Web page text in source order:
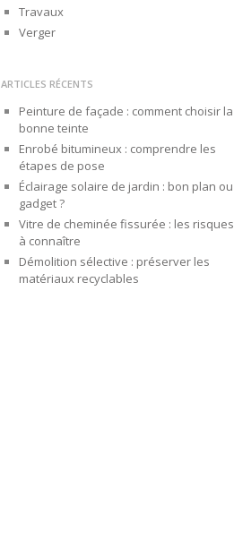
Travaux
Verger
ARTICLES RÉCENTS
Peinture de façade : comment choisir la
bonne teinte
Enrobé bitumineux : comprendre les
étapes de pose
Éclairage solaire de jardin : bon plan ou
gadget ?
Vitre de cheminée fissurée : les risques
à connaître
Démolition sélective : préserver les
matériaux recyclables